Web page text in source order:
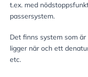
t.ex. med
passersystem.
Det finns system som
ligger när och ett
etc.